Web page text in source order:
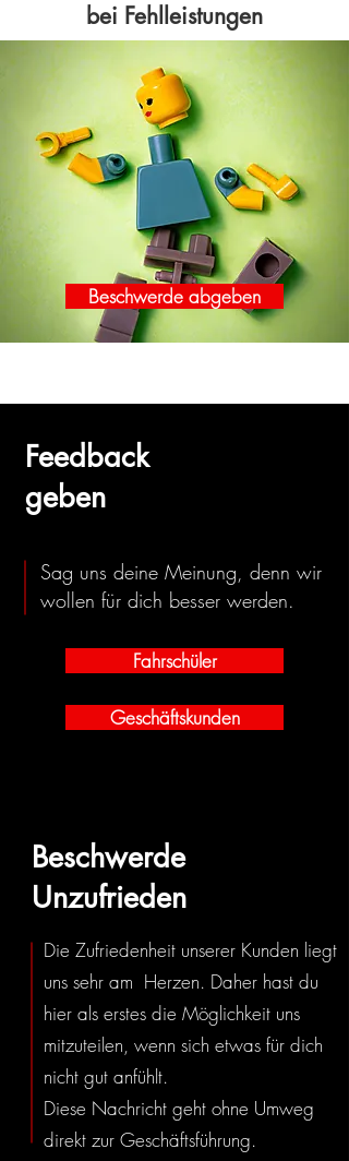
bei Fehlleistungen
Beschwerde abgeben
Feedback
geben
Sag uns deine Meinung, denn wir
wollen für dich besser werden.
Fahrschüler
Geschäftskunden
Beschwerde
Unzufrieden
Die Zufriedenheit unserer Kunden liegt
uns sehr am Herzen. Daher hast du
hier als erstes die Möglichkeit uns
mitzuteilen, wenn sich etwas für dich
nicht gut anfühlt.
Diese Nachricht geht ohne Umweg
direkt zur Geschäftsführung.